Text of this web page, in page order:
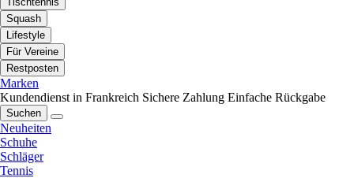
Squash
Lifestyle
Für Vereine
Restposten
Marken
Kundendienst in Frankreich Sichere Zahlung Einfache Rückgabe
Suchen
Neuheiten
Schuhe
Schläger
Tennis